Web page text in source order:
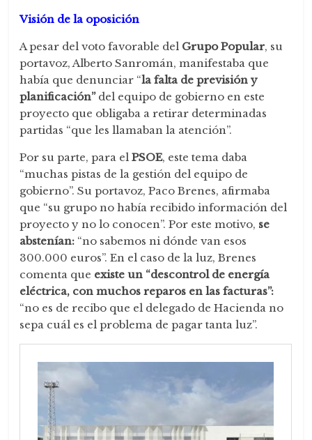
Visión de la oposición
A pesar del voto favorable del Grupo Popular, su
portavoz, Alberto Sanromán, manifestaba que
había que denunciar “la falta de previsión y
planificación”del equipo de gobierno en este
proyecto que obligaba a retirar determinadas
partidas “que les llamaban la atención”.
Por su parte, para elPSOE, este tema daba
“muchas pistas de la gestión del equipo de
gobierno”. Su portavoz, Paco Brenes, afirmaba
que “su grupo no había recibido información del
proyecto y no lo conocen”. Por este motivo, se
abstenían: “no sabemos ni dónde van esos
300.000 euros”. En el caso de la luz, Brenes
comenta que existe un “descontrol de energía
eléctrica, con muchos reparos en las facturas”:
“no es de recibo que el delegado de Hacienda no
sepa cuál es el problema de pagar tanta luz”.